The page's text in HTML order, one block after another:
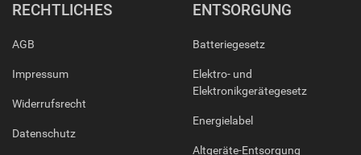
RECHTLICHES
AGB
Impressum
Widerrufsrecht
Datenschutz
ENTSORGUNG
Batteriegesetz
Elektro- und
Elektronikgerätegesetz
Energielabel
Altgeräte-Entsorgung